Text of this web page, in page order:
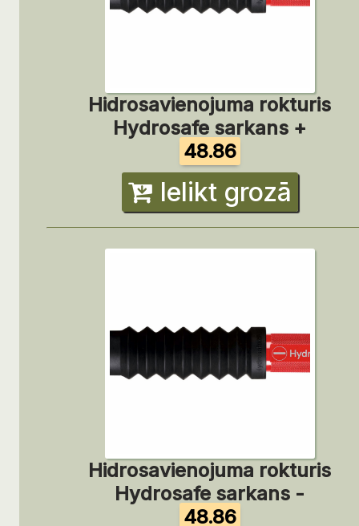
Hidrosavienojuma rokturis
Hydrosafe sarkans +
48.86
Ielikt grozā
Hidrosavienojuma rokturis
Hydrosafe sarkans -
48.86